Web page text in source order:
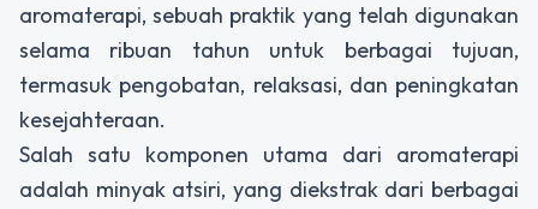
aromaterapi, sebuah praktik yang telah digunakan
selama ribuan tahun untuk berbagai tujuan,
termasuk pengobatan, relaksasi, dan peningkatan
kesejahteraan.
Salah satu komponen utama dari aromaterapi
adalah minyak atsiri, yang diekstrak dari berbagai